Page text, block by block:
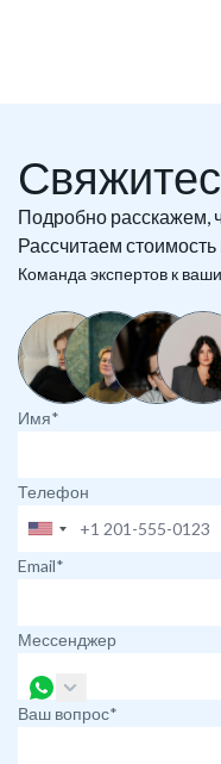
Подробно
Рассчитаем стоимость
Команда экспертов к
Имя*
Телефон
Email*
Мессенджер
Ваш вопрос*